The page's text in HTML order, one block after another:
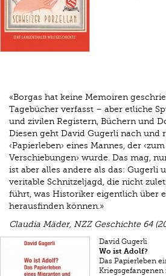
«Borgas hat keine Memoiren
Tagebücher verfasst – aber etliche
und zivilen Registern, Büchern und
Diesen geht David Gugerli nach und
‹Papierleben› eines Mannes, der
Verschiebungen› wurde. Das mag,
ist aber alles andere als das: Gugerli
veritable Schnitzeljagd, die nicht
führt, was Historiker eigentlich über
herausfinden können.»
Claudia Mäder, NZZ Geschichte 64
David Gugerli
Wo ist Adolf?
Das Papierleben